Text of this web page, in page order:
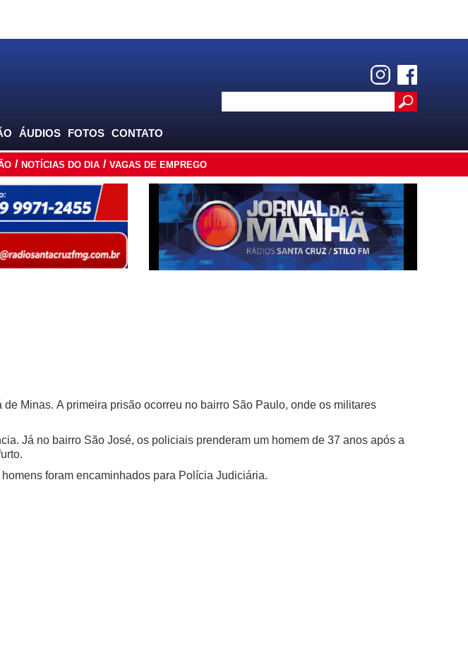
ÁUDIOS FOTOS CONTATO
NOTÍCIAS DO DIA VAGAS DE EMPREGO
de Minas. A primeira prisão ocorreu no bairro São Paulo, onde os militares
Já no bairro São José, os policiais prenderam um homem de 37 anos após a
foram encaminhados para Polícia Judiciária.